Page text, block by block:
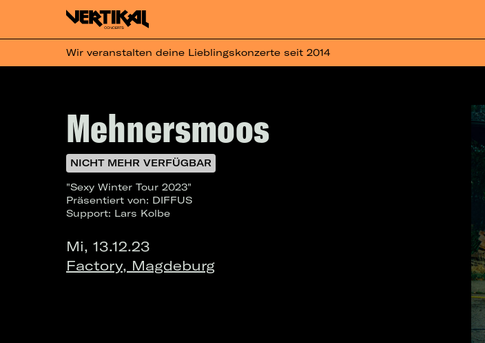
Wir veranstalten deine Lieblingskonzerte seit 2014
Mehnersmoos
NICHT MEHR VERFÜGBAR
"Sexy Winter Tour 2023"
Präsentiert von: DIFFUS
Support: Lars Kolbe
Mi, 13.12.23
Factory, Magdeburg